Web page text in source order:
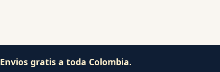
Envios gratis a toda Colombia.